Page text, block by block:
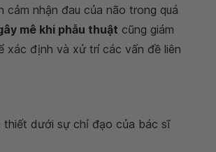
cảm nhận đau của não trong quá
mê khi phẫu thuật cũng giám
xác định và xử trí các vấn đề liên
thiết dưới sự chỉ đạo của bác sĩ